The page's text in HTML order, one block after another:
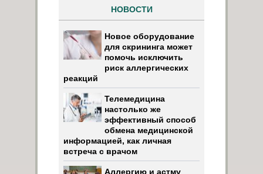
НОВОСТИ
Новое оборудование
для скрининга может
помочь исключить
риск аллергических
реакций
Телемедицина
настолько же
эффективный способ
обмена медицинской
информацией, как личная
встреча с врачом
Аллергию и астму